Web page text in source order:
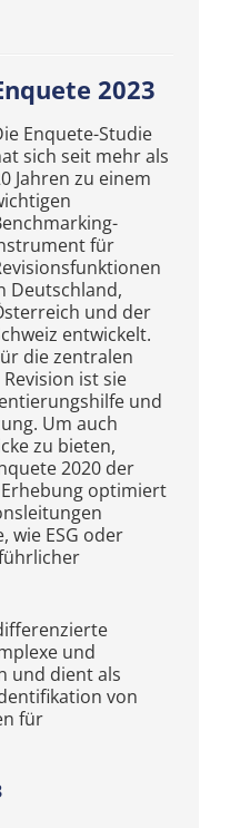
2023
Enquete-Studie
sich seit mehr als
Jahren zu einem
für
Deutschland,
und der
entwickelt.
die zentralen
ist sie
und
Um auch
zu bieten,
2020 der
optimiert
wie ESG oder
und
und dient als
von
für